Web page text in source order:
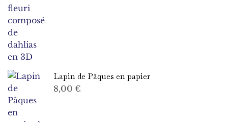
Lapin de Pâques en papier
8,00 €